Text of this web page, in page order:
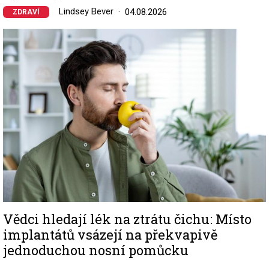
ZDRAVÍ Lindsey Bever 04.08.2026
Image
Vědci hledají lék na ztrátu čichu: Místo
implantátů vsázejí na překvapivě
jednoduchou nosní pomůcku